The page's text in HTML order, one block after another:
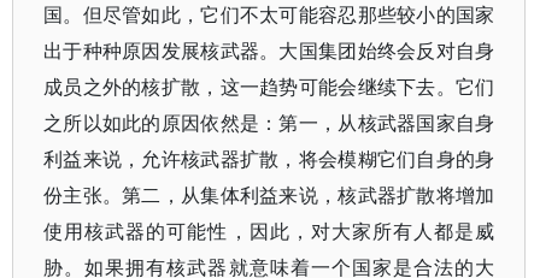
国。但尽管如此，它们不太可能容忍那些较小的国家
出于种种原因发展核武器。大国集团始终会反对自身
成员之外的核扩散，这一趋势可能会继续下去。它们
之所以如此的原因依然是：第一，从核武器国家自身
利益来说，允许核武器扩散，将会模糊它们自身的身
份主张。第二，从集体利益来说，核武器扩散将增加
使用核武器的可能性，因此，对大家所有人都是威
胁。如果拥有核武器就意味着一个国家是合法的大